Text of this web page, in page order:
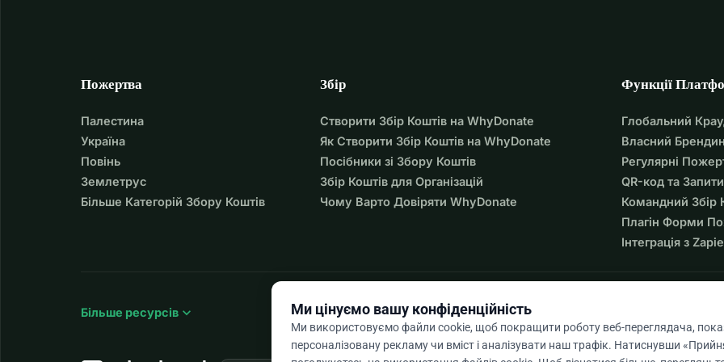
Пожертва
Палестина
Україна
Повінь
Землетрус
Більше Категорій Збору Коштів
Збір
Створити Збір Коштів на WhyDonate
Як Створити Збір Коштів на WhyDonate
Посібники зі Збору Коштів
Збір Коштів для Організацій
Чому Варто Довіряти WhyDonate
Функції
Глобальний
Власний
Регулярні
QR-код та
Командний Збір
Плагін Форми
Інтеграція з
Більше ресурсів expand_more Ми цінуємо вашу конфіденційність
Ми використовуємо файли cookie, щоб покращити роботу веб-переглядача,
персоналізовану рекламу чи вміст і аналізувати наш трафік. Натиснувши